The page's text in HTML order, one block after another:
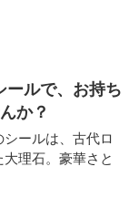
ールで、お持ち
か？
ールは、古代ロ
理石。豪華さと